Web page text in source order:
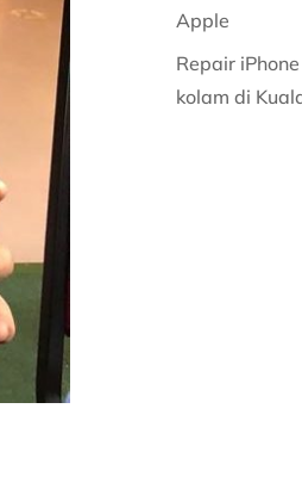
Apple
Repair
kolam di